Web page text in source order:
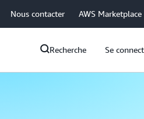
Nous contacter AWS Marketplace
Recherche Se